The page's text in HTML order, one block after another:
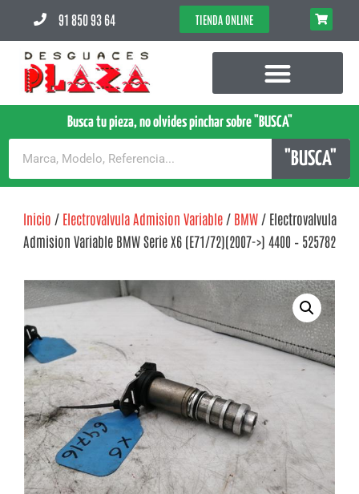
91 850 93 64 TIENDA ONLINE
Busca tu pieza, no olvides pinchar sobre "BUSCA"
"BUSCA"
Inicio / Electrovalvula Admision Variable/ BMW/ Electrovalvula
Admision Variable BMW Serie X6 (E71/72)(2007->) 4400 – 525782